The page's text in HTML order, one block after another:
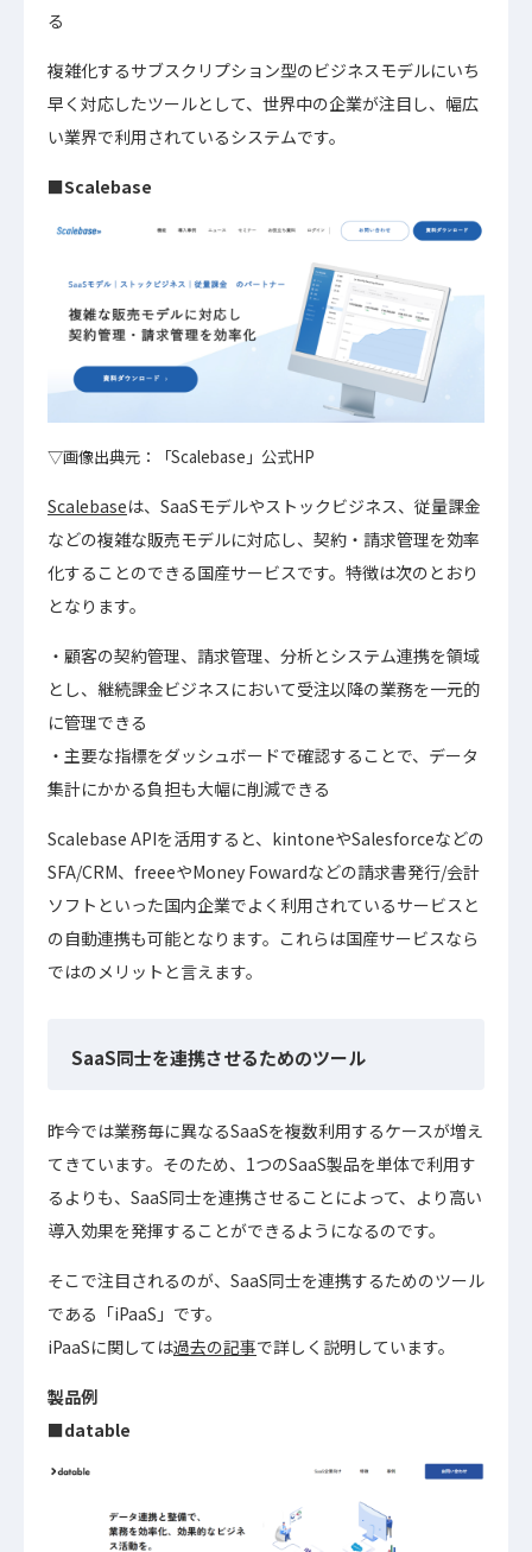
る
複雑化するサブスクリプション型のビジネスモデルにいち
早く対応したツールとして、世界中の企業が注目し、幅広
い業界で利用されているシステムです。
■Scalebase
▽画像出典元：「Scalebase」公式HP
Scalebaseは、SaaSモデルやストックビジネス、従量課金
などの複雑な販売モデルに対応し、契約・請求管理を効率
化することのできる国産サービスです。特徴は次のとおり
となります。
顧客の契約管理、請求管理、分析とシステム連携を領域
とし、継続課金ビジネスにおいて受注以降の業務を一元的
に管理できる
主要な指標をダッシュボードで確認することで、データ
集計にかかる負担も大幅に削減できる
Scalebase APIを活用すると、kintoneやSalesforceなどの
SFA/CRM、freeeやMoney Fowardなどの請求書発行/会計
ソフトといった国内企業でよく利用されているサービスと
の自動連携も可能となります。これらは国産サービスなら
ではのメリットと言えます。
SaaS同士を連携させるためのツール
昨今では業務毎に異なるSaaSを複数利用するケースが増え
てきています。そのため、1つのSaaS製品を単体で利用す
るよりも、SaaS同士を連携させることによって、より高い
導入効果を発揮することができるようになるのです。
そこで注目されるのが、SaaS同士を連携するためのツール
である「iPaaS」です。
iPaaSに関しては過去の記事で詳しく説明しています。
製品例
■datable